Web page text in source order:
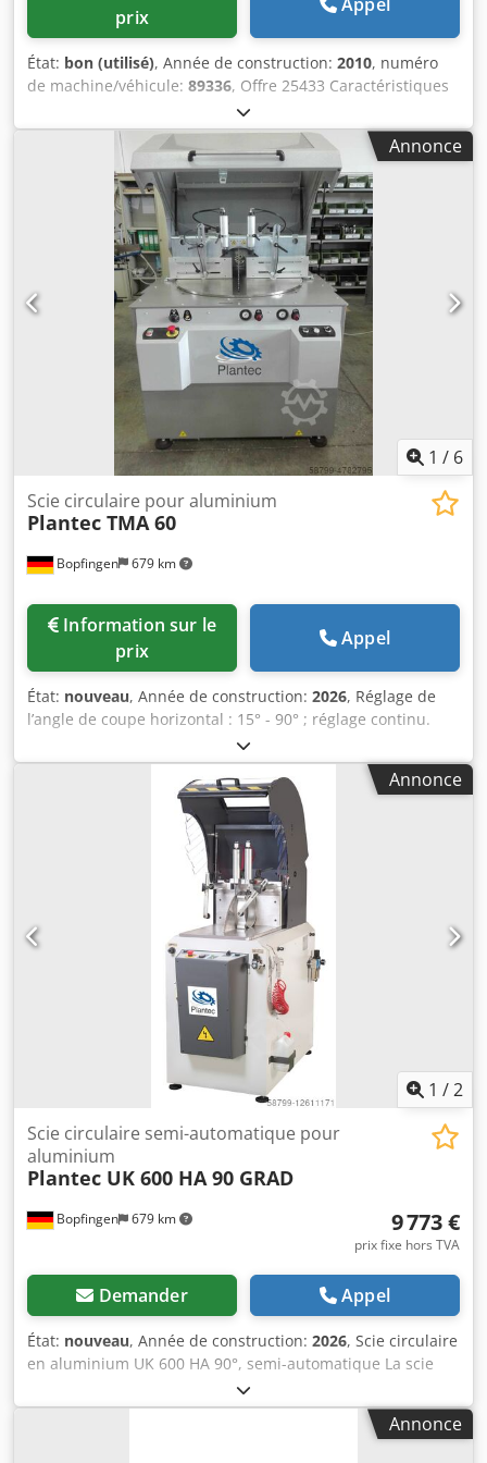
prix
État: bon (utilisé), Année de construction: 2010, numéro
de machine/véhicule: 89336, Offre 25433 Caractéristiques
techniques : Crsdpfx Aoxx Sgkjnmef - Diamètre de la lame
de scie : 350 mm - 2 vitesses de broche de la lame de scie :
env. 40 + 80 tr/min - Capacité de coupe à 90° : - rond : 110
mm - plat : 120 x 80 mm - Capacité de coupe à 45° : - rond :
80 mm - plat : 80 x 80 mm - Réglage d’onglet : gauche
jusqu'à 45°, droite jusqu'à 45° - Avance de la lame de scie
manuelle - Étau de serrage de matériau - Entraînement :
400 V / 1,8 / 2,4 kW - Dispositif de refroidissement -
Encombrement : env. L 1000 x H 1500 x P 1200 mm - Poids :
env. 300 kg
Annonce
1 / 6
Bopfingen 679 km
Scie circulaire pour aluminium
Plantec TMA 60
prix
Appel
État: nouveau, Année de construction: 2026, Réglage de
l’angle de coupe horizontal : 15° - 90° ; réglage continu.
Moteur de scie : 5,50 kW (400 volts). Lame de scie : 600
mm. Course : 180 mm à l’arrière. Hauteur de travail
réglable de 940 à 1000 mm grâce à des pieds. 2
raccordements d’aspiration (en haut, sous le capot, et en
bas). Poids net : 600 kg. Dimensions (L x l x h) : 135 x 140 x
150 cm. Couleur RAL 9007 : gris aluminium. Plateau
tournant en acier nickelé rectifié. Tête de scie avec guides
linéaires à billes, conçue pour une grande précision, une
longue durée de vie et une grande rigidité. Le matériau à
scier peut être pré-tendu avec une faible pression lorsque
le capot est ouvert. Avance pneumohydraulique de la
lame. Évacuation des copeaux vers le capot d’aspiration.
Credpfx Anofv T Anjmjf Nous sommes impatients de
recevoir votre message ! Plantec Maschinen GmbH
Annonce
1 /2
Bopfingen 679 km
Scie circulaire semi-automatique pour
aluminium
Plantec UK 600 HA 90 GRAD
9 773 €
prix fixe hors TVA
Demander Appel
État: nouveau, Année de construction: 2026, Scie circulaire
en aluminium UK 600 HA 90°, semi-automatique La scie
circulaire semi-automatique UK 600 HA 90° est une
machine à coupe montante (« upcut ») principalement
utilisée pour la coupe de profilés en aluminium coulé,Annonce